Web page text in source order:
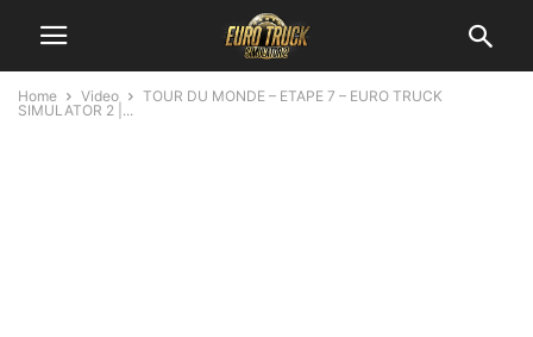
Home Video
TOUR DU MONDE – ETAPE 7 – EURO TRUCK
SIMULATOR 2 |...